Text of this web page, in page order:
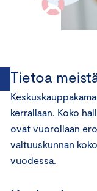
Tietoa
kerrallaan. Koko
ovat vuorollaan
valtuuskunnan
vuodessa.